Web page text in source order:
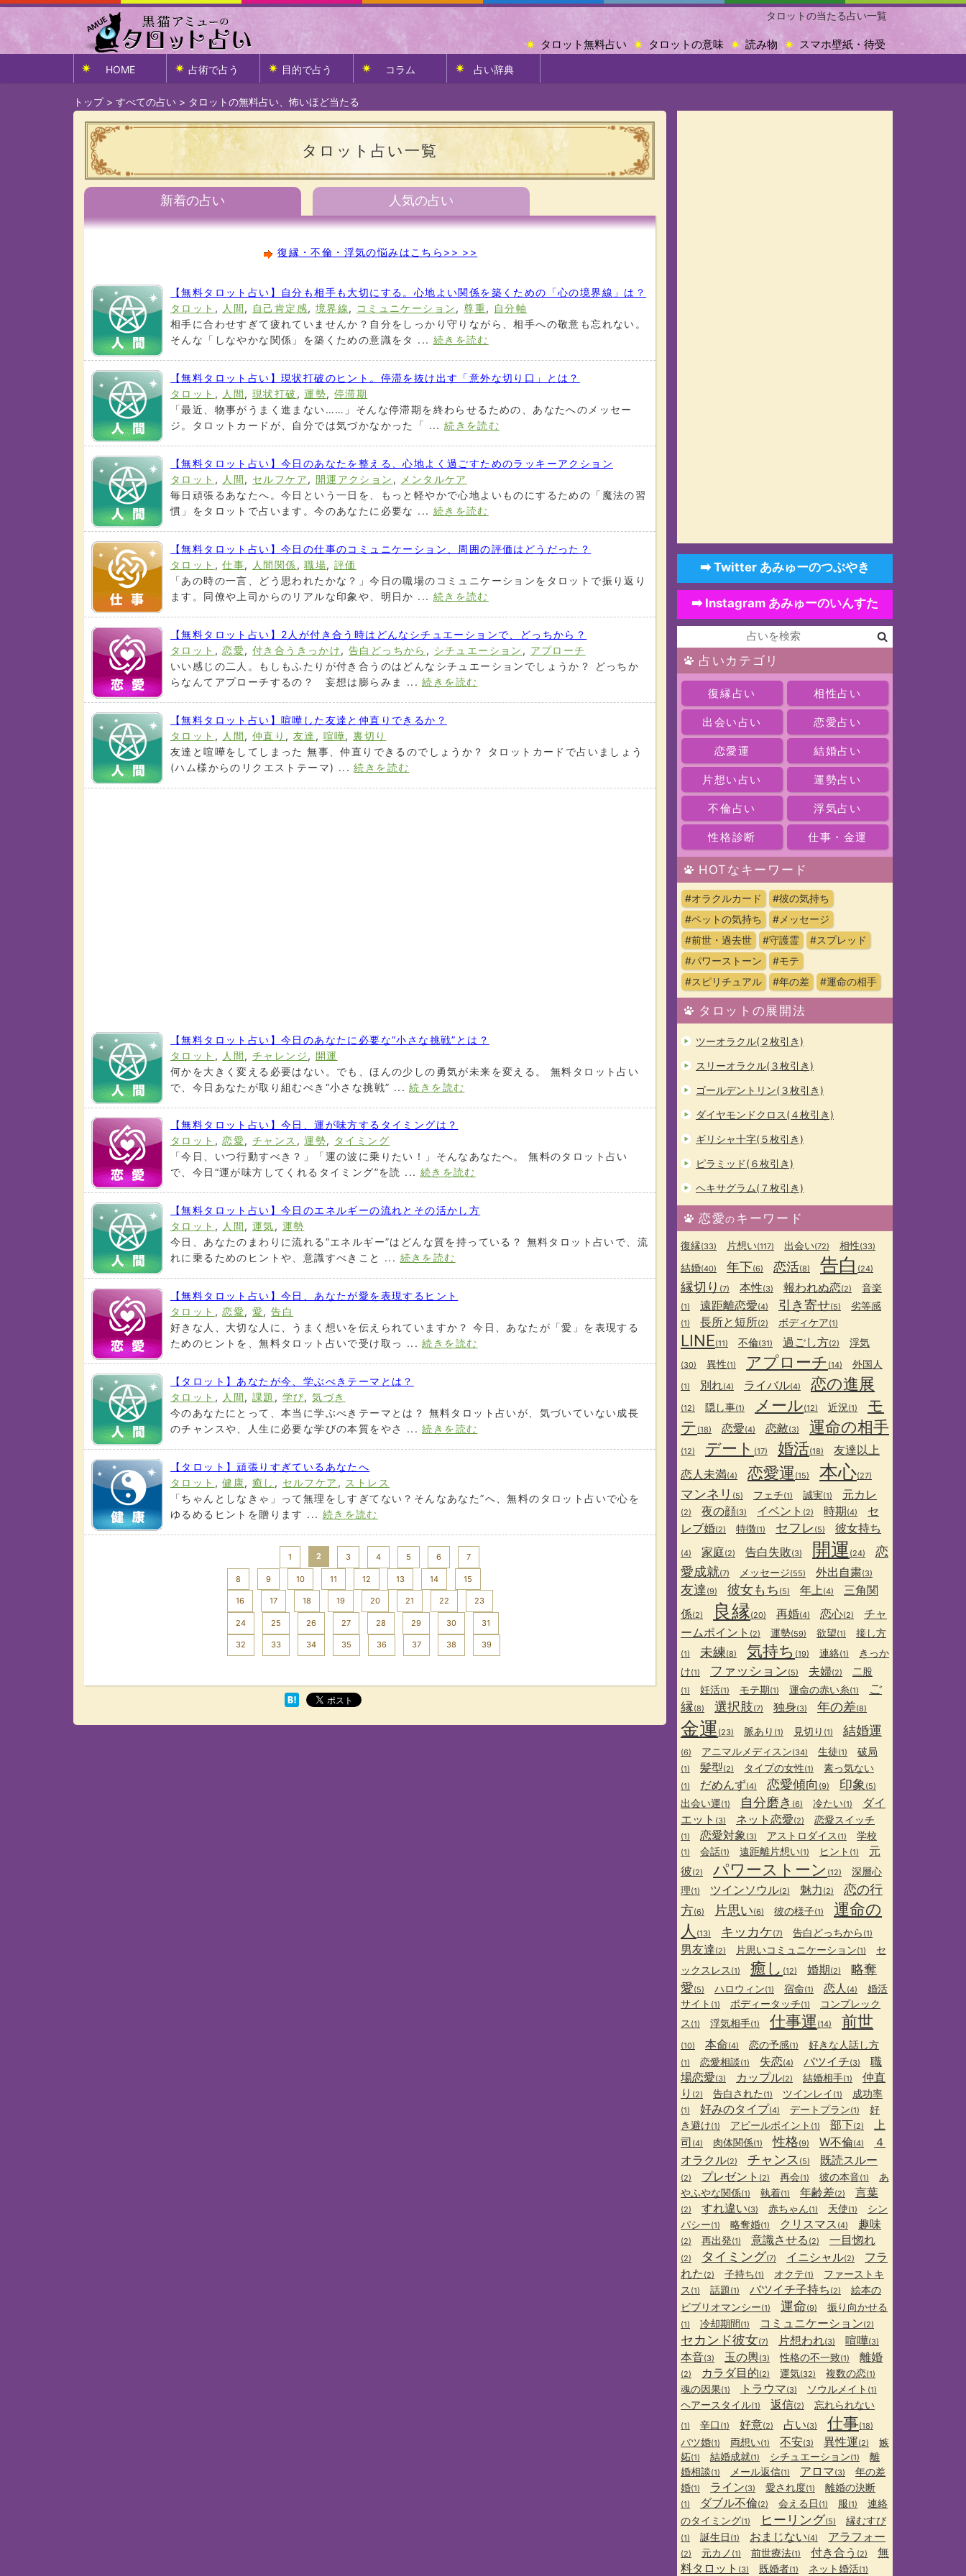
タロットの当たる占い一覧
スマホ壁紙・待受
読み物
タロットの意味
タロット無料占い
HOME 占術で占う 目的で占う コラム 占い辞典
トップ> すべての占い > タロットの無料占い、怖いほど当たる
タロット占い一覧
新着の占い 人気の占い
復縁・不倫・浮気の悩みはこちら>> >>
【無料タロット占い】自分も相手も大切にする。心地よい関係を築くための「心の境界線」は？
タロット , 人間, 自己肯定感, 境界線, コミュニケーション,尊重, 自分軸
相手に合わせすぎて疲れていませんか？自分をしっかり守りながら、相手への敬意も忘れない。
そんな「しなやかな関係」を築くための意識をタ ... 続きを読む
【無料タロット占い】現状打破のヒント。停滞を抜け出す「意外な切り口」とは？
タロット , 人間,現状打破 ,運勢,停滞期
「最近、物事がうまく進まない……」そんな停滞期を終わらせるための、あなたへのメッセー
ジ。タロットカードが、自分では気づかなかった「 ...続きを読む
【無料タロット占い】今日のあなたを整える、心地よく過ごすためのラッキーアクション
タロット , 人間, セルフケア, 開運アクション ,
メンタルケア
毎日頑張るあなたへ。今日という一日を、もっと軽やかで心地よいものにするための「魔法の習
慣」をタロットで占います。今のあなたに必要な ... 続きを読む
【無料タロット占い】今日の仕事のコミュニケーション、周囲の評価はどうだった？
タロット ,仕事, 人間関係,職場,評価
「あの時の一言、どう思われたかな？」今日の職場のコミュニケーションをタロットで振り返り
ます。同僚や上司からのリアルな印象や、明日か ... 続きを読む
【無料タロット占い】2人が付き合う時はどんなシチュエーションで、どっちから？
タロット ,恋愛,付き合うきっかけ,告白どっちから , シチュエーション , アプローチ
いい感じの二人。もしもふたりが付き合うのはどんなシチュエーションでしょうか？ どっちか
らなんてアプローチするの？ 妄想は膨らみま ...続きを読む
【無料タロット占い】喧嘩した友達と仲直りできるか？
タロット , 人間,仲直り ,友達 , 喧嘩,裏切り
友達と喧嘩をしてしまった 無事、仲直りできるのでしょうか？ タロットカードで占いましょう
(ハム様からのリクエストテーマ) ...続きを読む
【無料タロット占い】今日のあなたに必要な“小さな挑戦”とは？
タロット , 人間,チャレンジ, 開運
何かを大きく変える必要はない。でも、ほんの少しの勇気が未来を変える。 無料タロット占い
で、今日あなたが取り組むべき“小さな挑戦” ...続きを読む
【無料タロット占い】今日、運が味方するタイミングは？
タロット ,恋愛,チャンス ,運勢, タイミング
「今日、いつ行動すべき？」「運の波に乗りたい！」そんなあなたへ。 無料のタロット占い
で、今日“運が味方してくれるタイミング”を読 ... 続きを読む
【無料タロット占い】今日のエネルギーの流れとその活かし方
タロット , 人間,運気, 運勢
今日、あなたのまわりに流れる“エネルギー”はどんな質を持っている？ 無料タロット占いで、流
れに乗るためのヒントや、意識すべきこと ... 続きを読む
【無料タロット占い】今日、あなたが愛を表現するヒント
タロット ,恋愛,愛,告白
好きな人、大切な人に、うまく想いを伝えられていますか？ 今日、あなたが「愛」を表現する
ためのヒントを、無料タロット占いで受け取っ ...続きを読む
【タロット】あなたが今、学ぶべきテーマとは？
タロット , 人間,課題 , 学び,気づき
今のあなたにとって、本当に学ぶべきテーマとは？ 無料タロット占いが、気づいていない成長
のチャンスや、人生に必要な学びの本質をやさ ...続きを読む
【タロット】頑張りすぎているあなたへ
タロット ,健康,癒し , セルフケア , ストレス
「ちゃんとしなきゃ」って無理をしすぎてない？そんなあなた”へ、無料のタロット占いで心を
ゆるめるヒントを贈ります ... 続きを読む
1 2 3 4 5 6 7
8 9 10 11 12 13 14 15
16 17 18 19 20 21 22 23
24 25 26 27 28 29 30 31
32 33 34 35 36 37 38 39
➡️ Twitter あみゅーのつぶやき
➡️ Instagram あみゅーのいんすた
占いカテゴリ
復縁占い 相性占い
出会い占い 恋愛占い
恋愛運 結婚占い
片想い占い 運勢占い
不倫占い 浮気占い
性格診断 仕事・金運
HOTなキーワード
#オラクルカード
#彼の気持ち
#ペットの気持ち
#メッセージ
#前世・過去世
#守護霊
#スプレッド
#パワーストーン
#モテ
#スピリチュアル
#年の差 #運命の相手
タロットの展開法
ツーオラクル(２枚引き)
スリーオラクル(３枚引き)
ゴールデントリン(３枚引き)
ダイヤモンドクロス(４枚引き)
ギリシャ十字(５枚引き)
ピラミッド(６枚引き)
ヘキサグラム(７枚引き)
恋愛のキーワード
復縁(33) 片想い(117) 出会い(72) 相性(33)
結婚(40) 年下(6) 恋活(8) 告白 (24)
縁切り (7) 本性(3) 報われぬ恋(2) 音楽
(1) 遠距離恋愛(4) 引き寄せ(5) 劣等感
(1) 長所と短所(2) ボディケア(1)
LINE(11) 不倫(31) 過ごし方(2) 浮気
(30) 異性(1) アプローチ (14) 外国人
(1) 別れ(4) ライバル(4) 恋の進展
(12) 隠し事(1) メール(12) 近況 (1)
モ
テ (18) 恋愛(4) 恋敵(3) 運命の相手
(12) デート (17) 婚活(18)
友達以上
恋人未満(4) 恋愛運 (15) 本心(27)
マンネリ (5) フェチ(1) 誠実(1) 元カレ
(2) 夜の顔(3) イベント (2) 時期(4)
セ
レブ婚(2) 特徴(1) セフレ (5) 彼女持ち
(4) 家庭(2) 告白失敗(3) 開運 (24)
恋
愛成就(7) メッセージ(55) 外出自粛(3)
友達 (9) 彼女もち (5) 年上(4)
三角関
係(2) 良縁(20) 再婚(4) 恋心(2)
チャ
ームポイント (2) 運勢(59) 欲望(1) 接し方
(1) 未練(8) 気持ち (19) 連絡(1)
きっか
け(1) ファッション(5) 夫婦(2) 二股
(1) 妊活(1) モテ期(1) 運命の赤い糸(1)
ご
縁(8) 選択肢(7) 独身(3) 年の差(8)
金運 (23) 脈あり (1) 見切り (1) 結婚運
(6) アニマルメディスン(34) 生徒(1) 破局
(1) 髪型(2) タイプの女性(1) 素っ気ない
(1) だめんず(4) 恋愛傾向 (9) 印象 (5)
出会い運(1) 自分磨き (6) 冷たい(1)
ダイ
エット (3) ネット恋愛(2) 恋愛スイッチ
(1) 恋愛対象(3) アストロダイス (1) 学校
(1) 会話(1) 遠距離片想い(1) ヒント (1)
元
彼(2) パワーストーン (12)
深層心
理(1) ツインソウル(2) 魅力 (2)
恋の行
方(6) 片思い(6) 彼の様子(1)
運命の
人 (13) キッカケ(7) 告白どっちから (1)
男友達(2) 片思いコミュニケーション(1)
セ
ックスレス (1) 癒し (12) 婚期(2)
略奪
愛(5) ハロウィン(1) 宿命(1) 恋人 (4)
婚活
サイト (1) ボディータッチ(1)
コンプレック
ス (1) 浮気相手(1) 仕事運 (14) 前世
(10) 本命(4) 恋の予感(1) 好きな人話し方
(1) 恋愛相談(1) 失恋(4) バツイチ(3)
職
場恋愛(3) カップル(2) 結婚相手(1)
仲直
り (2) 告白された (1) ツインレイ (1) 成功率
(1) 好みのタイプ(4) デートプラン(1)
好
き避け(1) アピールポイント (1) 部下(2)
上
司 (4) 肉体関係(1) 性格(9) W不倫(4)
４
オラクル(2) チャンス (5) 既読スルー
(2) プレゼント (2) 再会(1) 彼の本音(1)
あ
やふやな関係(1) 執着(1) 年齢差(2) 言葉
(2) すれ違い(3) 赤ちゃん(1) 天使(1)
シン
パシー(1) 略奪婚(1) クリスマス (4) 趣味
(2) 再出発(1) 意識させる (2) 一目惚れ
(2) タイミング(7) イニシャル(2)
フラ
れた (2) 子持ち(1) オクテ(1)
ファーストキ
ス (1) 話題(1) バツイチ子持ち (2)
絵本の
ビブリオマンシー(1) 運命(9) 振り向かせる
(1) 冷却期間(1) コミュニケーション(2)
セカンド彼女(7) 片想われ(3) 喧嘩(3)
本音(3) 玉の輿(3) 性格の不一致(1) 離婚
(2) カラダ目的(2) 運気(32) 複数の恋(1)
魂の因果(1) トラウマ(3) ソウルメイト (1)
ヘアースタイル(1) 返信(2) 忘れられない
(1) 辛口 (1) 好意(2) 占い(3) 仕事(18)
バツ婚(1) 両想い(1) 不安(3) 異性運(2)
嫉
妬(1) 結婚成就(1) シチュエーション(1)
離
婚相談(1) メール返信(1) アロマ(3)
年の差
婚(1) ライン(3) 愛され度(1) 離婚の決断
(1) ダブル不倫(2) 会える日 (1) 服(1)
連絡
のタイミング(1) ヒーリング(5) 縁むすび
(1) 誕生日 (1) おまじない(4) アラフォー
(2) 元カノ (1) 前世療法(1) 付き合う (2)
無
料タロット (3) 既婚者(1) ネット婚活(1)